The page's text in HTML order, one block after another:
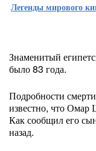
Легенды мирового
Знаменитый
было 83 года.
Подробности
известно, что Омар
Как сообщил его
назад.